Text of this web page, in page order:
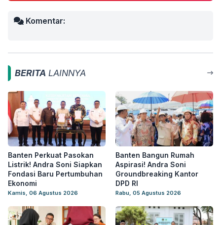
Komentar:
BERITA LAINNYA
Banten Perkuat Pasokan
Listrik! Andra Soni Siapkan
Fondasi Baru Pertumbuhan
Ekonomi
Kamis, 06 Agustus 2026
Banten Bangun Rumah
Aspirasi! Andra Soni
Groundbreaking Kantor
DPD RI
Rabu, 05 Agustus 2026